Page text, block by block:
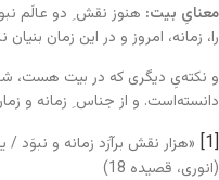
معنایِ بیت: هنوز نقش ِ دو عالَم
را، زمانه، امروز و در این زمان
و نکته‌یِ دیگری که در بیت هست،
دانسته‌است. و از جناس ِ زمانه و
[1]
«هزار نقش برآرَد زمانه و
(انوری، قصیده 18)